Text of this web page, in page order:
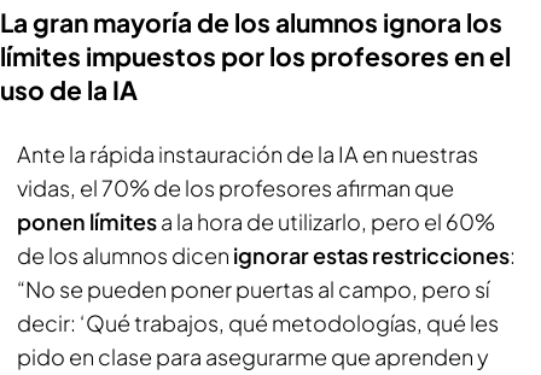
La gran mayoría de los alumnos ignora los
límites impuestos por los profesores en el
uso de la IA
Ante la rápida instauración de la IA en nuestras
vidas, el 70% de los profesores afirman que
ponen límitesa la hora de utilizarlo, pero el 60%
de los alumnos dicen ignorar estas restricciones:
“No se pueden poner puertas al campo, pero sí
decir: ‘Qué trabajos, qué metodologías, qué les
pido en clase para asegurarme que aprenden y